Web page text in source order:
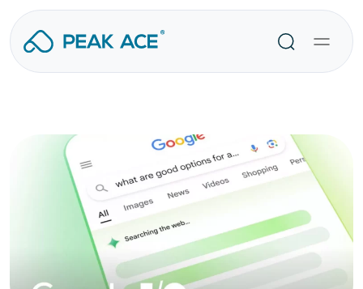
Aller
contenu
Recherche